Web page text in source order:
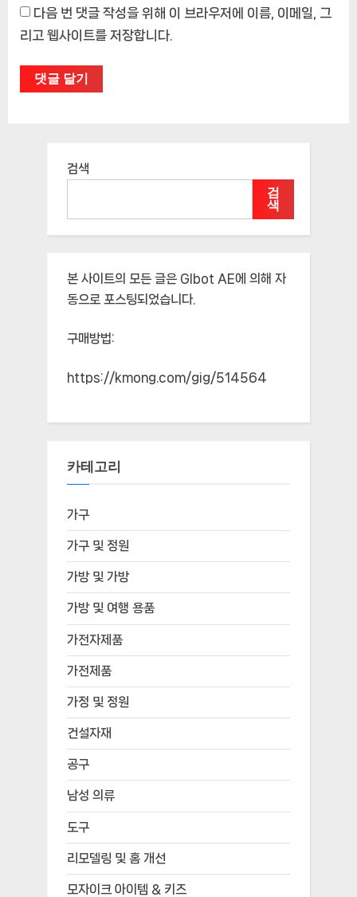
다음 번 댓글 작성을 위해 이 브라우저에 이름, 이메일, 그
리고 웹사이트를 저장합니다.
검색
검
색
본 사이트의 모든 글은 Glbot AE에 의해 자
동으로 포스팅되었습니다.
구매방법:
https://kmong.com/gig/514564
카테고리
가구
가구 및 정원
가방 및 가방
가방 및 여행 용품
가전자제품
가전제품
가정 및 정원
건설자재
공구
남성 의류
도구
리모델링 및 홈 개선
모자이크 아이템 & 키즈